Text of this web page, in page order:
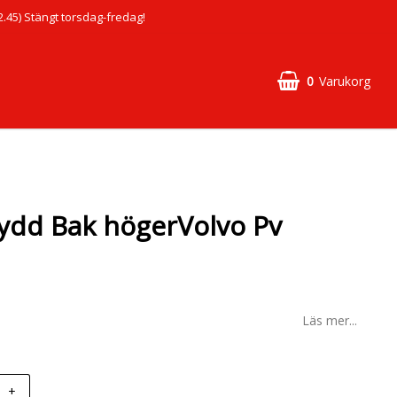
Stängt torsdag-fredag!
0 Varukorg
Bak högerVolvo Pv
Läs mer...
+